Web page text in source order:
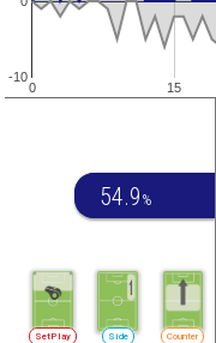
0 15
-10
54.9 %
Counter
Side
SetPlay